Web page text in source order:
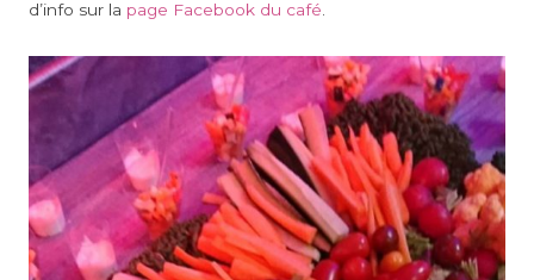
d’info sur la page Facebook du café